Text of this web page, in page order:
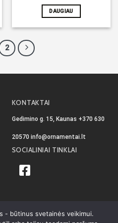
DAUGIAU
2
KONTAKTAI
Gedimino g. 15, Kaunas +370 630
20570 info@ornamentai.lt
SOCIALINIAI TINKLAI
- būtinus svetainės veikimui.